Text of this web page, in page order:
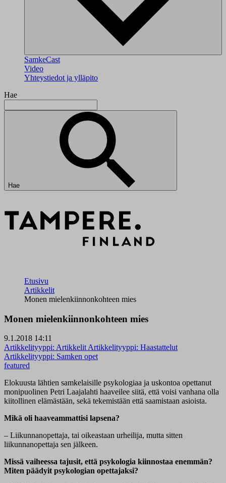
SamkeCast
Video
Yhteystiedot ja ylläpito
Hae
Hae
Etusivu
Artikkelit
Monen mielenkiinnonkohteen mies
Monen mielenkiinnonkohteen mies
9.1.2018 14:11
Artikkelityyppi: ArtikkelitArtikkelityyppi: Haastattelut
Artikkelityyppi: Samken opet
featured
Elokuusta lähtien samkelaisille psykologiaa ja uskontoa opettanut
monipuolinen Petri Laajalahti haaveilee siitä, että voisi vanhana olla
kiitollinen elämästään, sekä tekemistään että saamistaan asioista.
Mikä oli haaveammattisi lapsena?
– Liikunnanopettaja, tai oikeastaan urheilija, mutta sitten
liikunnanopettaja sen jälkeen.
Missä vaiheessa tajusit, että psykologia kiinnostaa enemmän?
Miten päädyit psykologian opettajaksi?